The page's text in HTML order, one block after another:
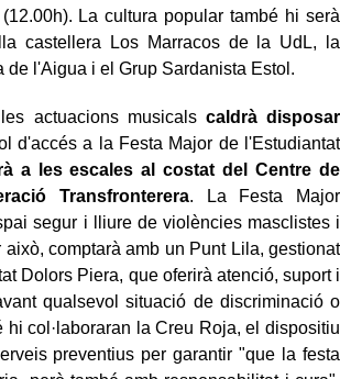
La cultura popular també hi serà
castellera Los Marracos de la UdL, la
de l'Aigua i el Grup Sardanista Estol.
actuacions musicalscaldrà disposar
d'accés a la Festa Major de l'Estudiantat
a les escales al costat del Centre de
Transfronterera. La Festa Major
segur i lliure de violències masclistes i
això, comptarà amb un Punt Lila, gestionat
Dolors Piera, que oferirà atenció, suport i
qualsevol situació de discriminació o
hi col·laboraran la Creu Roja, el dispositiu
preventius per garantir "que la festa